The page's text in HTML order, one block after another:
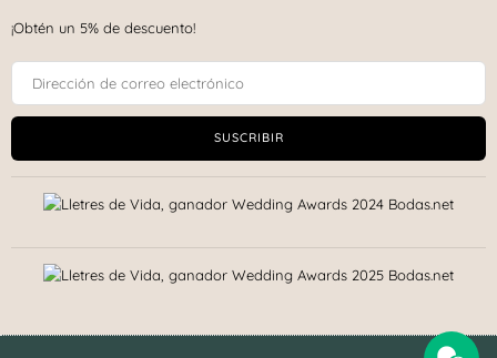
¡Obtén un 5% de descuento!
SUSCRIBIR